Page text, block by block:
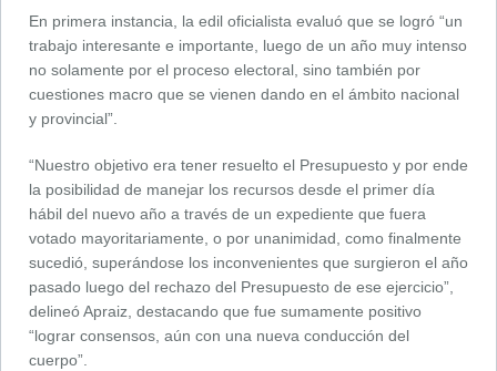
En primera instancia, la edil oficialista evaluó que se logró “un
trabajo interesante e importante, luego de un año muy intenso
no solamente por el proceso electoral, sino también por
cuestiones macro que se vienen dando en el ámbito nacional
y provincial”.
“Nuestro objetivo era tener resuelto el Presupuesto y por ende
la posibilidad de manejar los recursos desde el primer día
hábil del nuevo año a través de un expediente que fuera
votado mayoritariamente, o por unanimidad, como finalmente
sucedió, superándose los inconvenientes que surgieron el año
pasado luego del rechazo del Presupuesto de ese ejercicio”,
delineó Apraiz, destacando que fue sumamente positivo
“lograr consensos, aún con una nueva conducción del
cuerpo”.